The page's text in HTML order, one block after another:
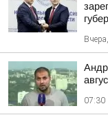
07:30